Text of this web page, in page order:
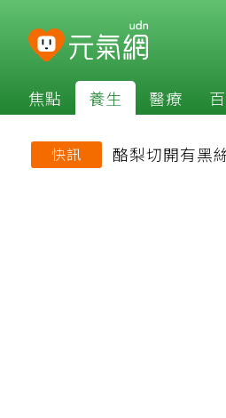
焦點 養生 醫療
快訊 酪梨切開有黑